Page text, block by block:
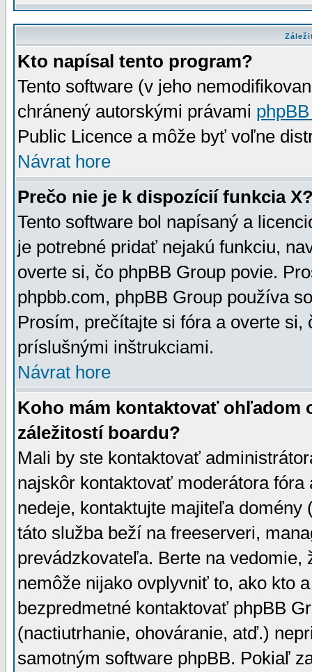
Kto napísal tento program?
Tento software (v jeho
chránený autorskými právami
Public Licence a môže byť voľne
Návrat hore
Prečo nie je k dispozícií funkcia
Tento software bol napísaný a
je potrebné pridať nejakú funkciu,
overte si, čo phpBB Group povie.
phpbb.com, phpBB Group používa
Prosím, prečítajte si fóra a overte
príslušnými inštrukciami.
Návrat hore
Koho mám kontaktovať ohľadom
záležitostí boardu?
Mali by ste kontaktovať
najskôr kontaktovať moderátora
nedeje, kontaktujte majiteľa
táto služba beží na freeserveri,
prevádzkovateľa. Berte na
nemôže nijako ovplyvniť to, ako kto
bezpredmetné kontaktovať phpBB
(nactiutrhanie, ohováranie, atď.)
samotným software phpBB. Pokiaľ